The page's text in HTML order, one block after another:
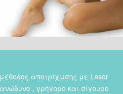
αποτρίχωσης με Laser
, γρήγορο και σίγουρο